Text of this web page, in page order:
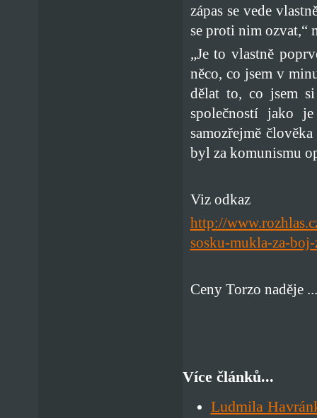
zápas se vede
se proti nim ozvat,“
„Je to vlastně
něco, co jsem v
dělat to, co jsem
společností jako
samozřejmě
byl za komunismu
Viz odkaz
http://
sosku-mukla-za-
Ceny Torzo naděje
Více článků...
Ludmila